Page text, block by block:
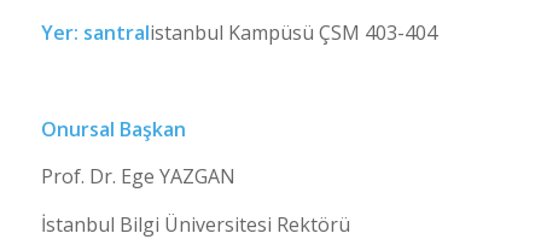
Yer: santralistanbul Kampüsü ÇSM 403-404
Onursal Başkan
Prof. Dr. Ege YAZGAN
İstanbul Bilgi Üniversitesi Rektörü